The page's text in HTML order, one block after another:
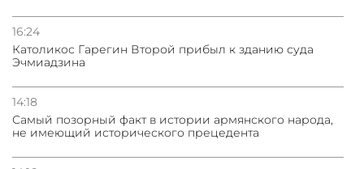
16:24
Католикос Гарегин Второй прибыл к зданию суда
Эчмиадзина
14:18
Самый позорный факт в истории армянского народа,
не имеющий исторического прецедента